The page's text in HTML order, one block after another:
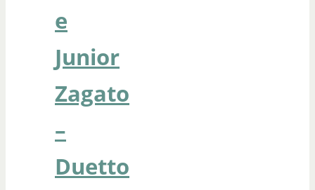
e
Junior
Zagato
–
Duetto